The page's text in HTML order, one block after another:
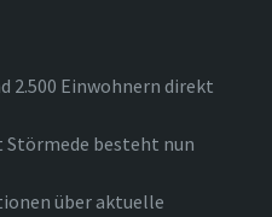
2.500 Einwohnern direkt
besteht nun
über aktuelle